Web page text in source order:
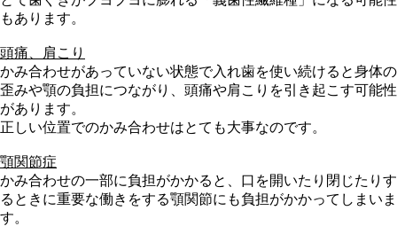
もあります。
頭痛、肩こり
かみ合わせがあっていない状態で入れ歯を使い続けると身体の
歪みや顎の負担につながり、頭痛や肩こりを引き起こす可能性
があります。
正しい位置でのかみ合わせはとても大事なのです。
顎関節症
かみ合わせの一部に負担がかかると、口を開いたり閉じたりす
るときに重要な働きをする顎関節にも負担がかかってしまいま
す。